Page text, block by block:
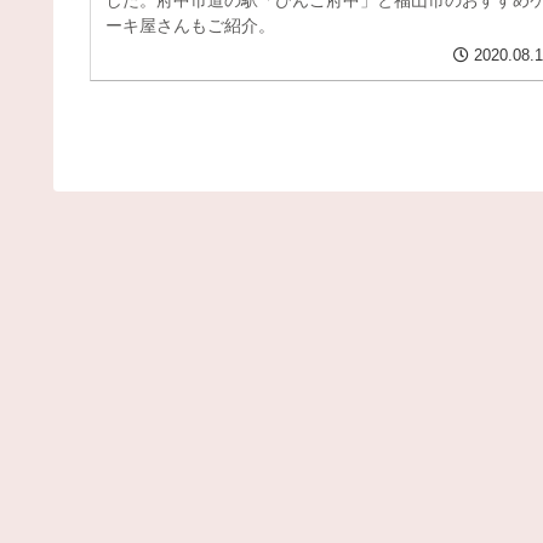
ーキ屋さんもご紹介。